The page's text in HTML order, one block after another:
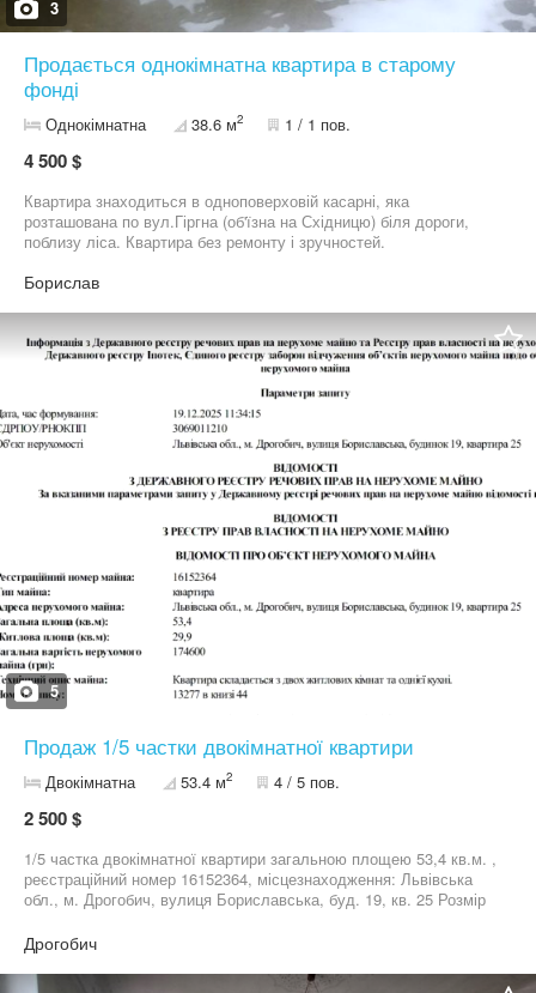
3
Продається однокімнатна квартира в старому
фонді
Однокімнатна 38.6 м2 1 / 1 пов.
4 500 $
Квартира знаходиться в одноповерховій касарні, яка
розташована по вул.Гіргна (об'їзна на Східницю) біля дороги,
поблизу ліса. Квартира без ремонту і зручностей.
Борислав
5
Продаж 1/5 частки двокімнатної квартири
Двокімнатна 53.4 м2 4 / 5 пов.
2 500 $
1/5 частка двокімнатної квартири загальною площею 53,4 кв.м. ,
реєстраційний номер 16152364, місцезнаходження: Львівська
обл., м. Дрогобич, вулиця Бориславська, буд. 19, кв. 25 Розмір
площі будинку, квартири, м.кв. 23.5 Кількість кімнат 2 Поверх,
на якому знаходиться квартира, кімната 4 Кількість поверхів
будинку 5
Дрогобич